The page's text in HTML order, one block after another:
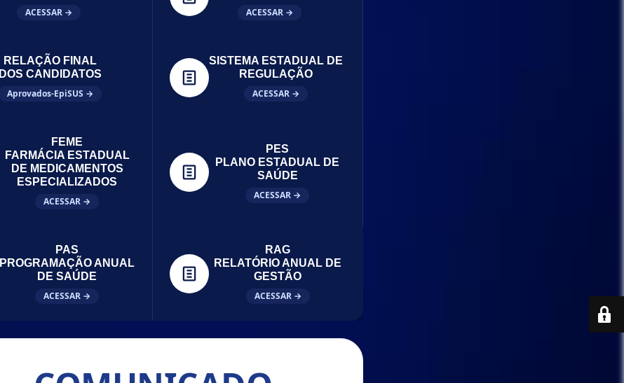
ACESSAR →
ACESSAR →
RELAÇÃO FINAL
DOS CANDIDATOS
Aprovados-EpiSUS →
SISTEMA ESTADUAL DE
REGULAÇÃO
ACESSAR →
FEME
FARMÁCIA ESTADUAL
DE MEDICAMENTOS
ESPECIALIZADOS
ACESSAR →
PES
PLANO ESTADUAL DE
SAÚDE
ACESSAR →
PAS
PROGRAMAÇÃO ANUAL
DE SAÚDE
ACESSAR →
RAG
RELATÓRIO ANUAL DE
GESTÃO
ACESSAR →